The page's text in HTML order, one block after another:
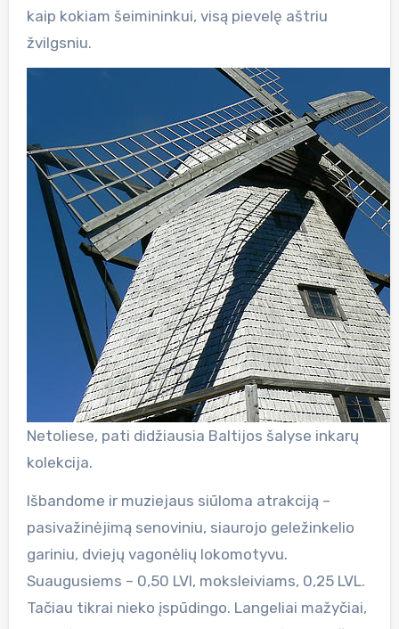
kaip kokiam šeimininkui, visą pievelę aštriu
žvilgsniu.
Netoliese, pati didžiausia Baltijos šalyse inkarų
kolekcija.
Išbandome ir muziejaus siūloma atrakciją –
pasivažinėjimą senoviniu, siaurojo geležinkelio
gariniu, dviejų vagonėlių lokomotyvu.
Suaugusiems – 0,50 LVl, moksleiviams, 0,25 LVL.
Tačiau tikrai nieko įspūdingo. Langeliai mažyčiai,